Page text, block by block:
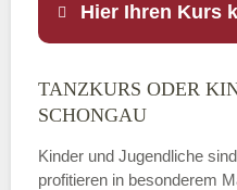
Hier Ihren Kurs
TANZKURS ODER
SCHONGAU
Kinder und Jugendliche
profitieren in besonderem